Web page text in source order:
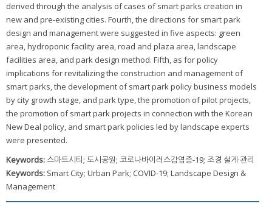
derived through the analysis of cases of smart parks creation in
new and pre-existing cities. Fourth, the directions for smart park
design and management were suggested in five aspects: green
area, hydroponic facility area, road and plaza area, landscape
facilities area, and park design method. Fifth, as for policy
implications for revitalizing the construction and management of
smart parks, the development of smart park policy business models
by city growth stage, and park type, the promotion of pilot projects,
the promotion of smart park projects in connection with the Korean
New Deal policy, and smart park policies led by landscape experts
were presented.
Keywords:스마트시티; 도시공원; 코로나바이러스감염증-19; 조경 설계·관리
Keywords: Smart City; Urban Park; COVID-19; Landscape Design &
Management